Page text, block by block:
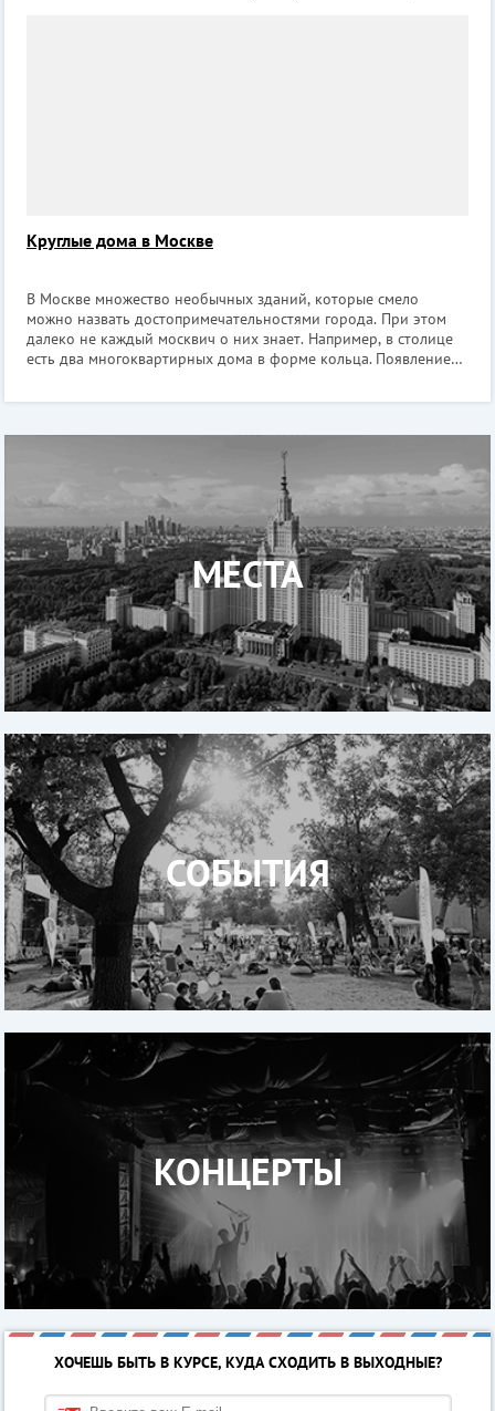
Круглые дома в Москве
В Москве множество необычных зданий, которые смело
можно назвать достопримечательностями города. При этом
далеко не каждый москвич о них знает. Например, в столице
есть два многоквартирных дома в форме кольца. Появление
Олимпийским играм 1980 года. К
МЕСТА
СОБЫТИЯ
КОНЦЕРТЫ
ХОЧЕШЬ БЫТЬ В КУРСЕ, КУДА СХОДИТЬ В ВЫХОДНЫЕ?